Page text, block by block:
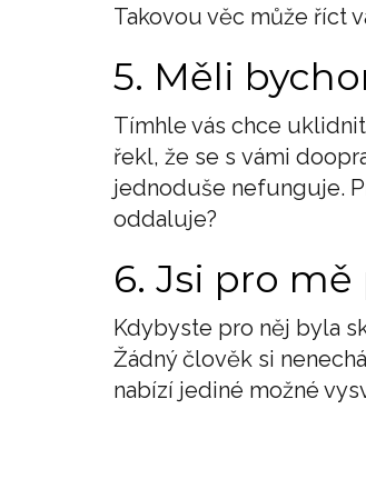
Takovou věc může říct
5. Měli
Tímhle vás chce
řekl, že se s vámi
jednoduše nefunguje.
oddaluje?
6. Jsi pro
Kdybyste pro něj byla
Žádný člověk si
nabízí jediné možné